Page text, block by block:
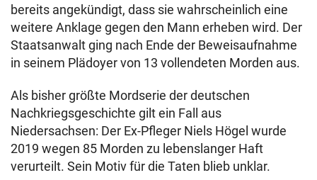
bereits angekündigt, dass sie wahrscheinlich eine
weitere Anklage gegen den Mann erheben wird. Der
Staatsanwalt ging nach Ende der Beweisaufnahme
in seinem Plädoyer von 13 vollendeten Morden aus.
Als bisher größte Mordserie der deutschen
Nachkriegsgeschichte gilt ein Fall aus
Niedersachsen: Der Ex-Pfleger Niels Högel wurde
2019 wegen 85 Morden zu lebenslanger Haft
verurteilt. Sein Motiv für die Taten blieb unklar.